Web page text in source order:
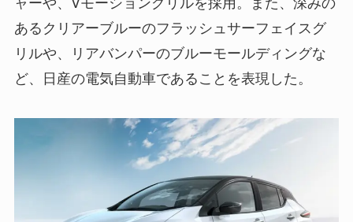
あるクリアーブルーのフラッシュサーフェイスグ
リルや、リアバンパーのブルーモールディングな
ど、日産の電気自動車であることを表現した。